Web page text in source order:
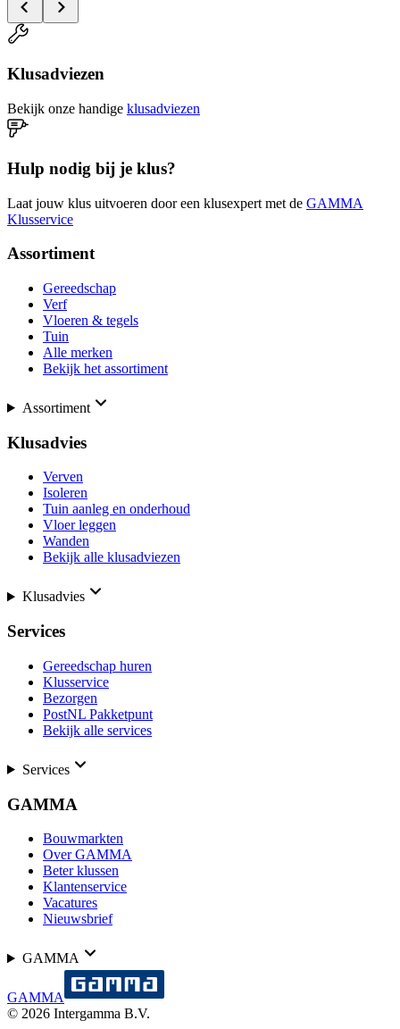
Klusadviezen
Bekijk onze handige klusadviezen
Hulp nodig bij je klus?
Laat jouw klus uitvoeren door een klusexpert met de GAMMA
Klusservice
Assortiment
Gereedschap
Verf
Vloeren & tegels
Tuin
Alle merken
Bekijk het assortiment
Assortiment
Klusadvies
Verven
Isoleren
Tuin aanleg en onderhoud
Vloer leggen
Wanden
Bekijk alle klusadviezen
Klusadvies
Services
Gereedschap huren
Klusservice
Bezorgen
PostNL Pakketpunt
Bekijk alle services
Services
GAMMA
Bouwmarkten
Over GAMMA
Beter klussen
Klantenservice
Vacatures
Nieuwsbrief
GAMMA
GAMMA
© 2026 Intergamma B.V.